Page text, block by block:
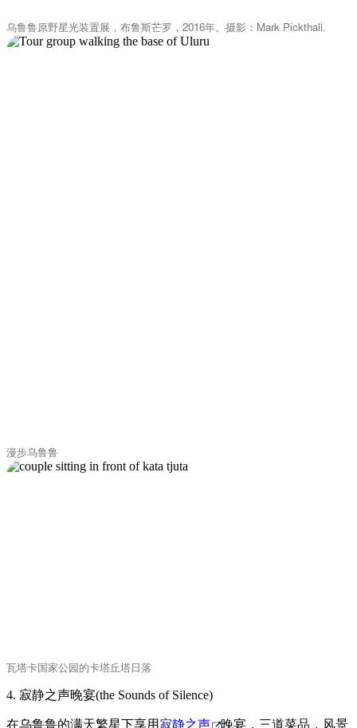
乌鲁鲁原野星光装置展，布鲁斯芒罗，2016年。摄影：Mark Pickthall.
漫步乌鲁鲁
瓦塔卡国家公园的卡塔丘塔日落
4. 寂静之声晚宴(the Sounds of Silence)
在乌鲁鲁的满天繁星下享用 寂静之声 晚宴，三道菜品，风景